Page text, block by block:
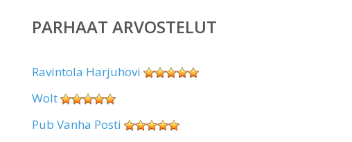
PARHAAT ARVOSTELUT
Ravintola Harjuhovi
Wolt
Pub Vanha Posti